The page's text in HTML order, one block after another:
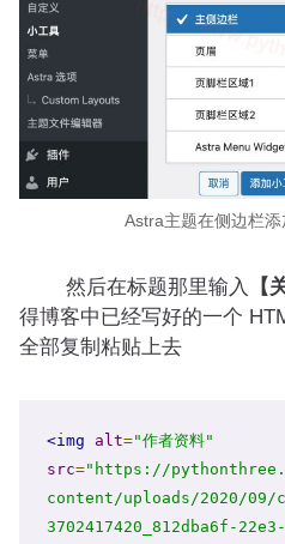
Astra主题在侧边栏
然后在标题那里输入 【
得博客中已经写好的一个
全部复制粘贴上去
<img alt="作者资料"
src="https://
content/uploads/2020/09/
3702417420_812dba6f-